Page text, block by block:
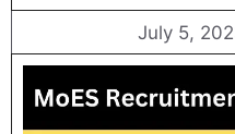
July 5,